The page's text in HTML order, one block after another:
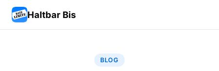
Haltbar Bis
BLOG